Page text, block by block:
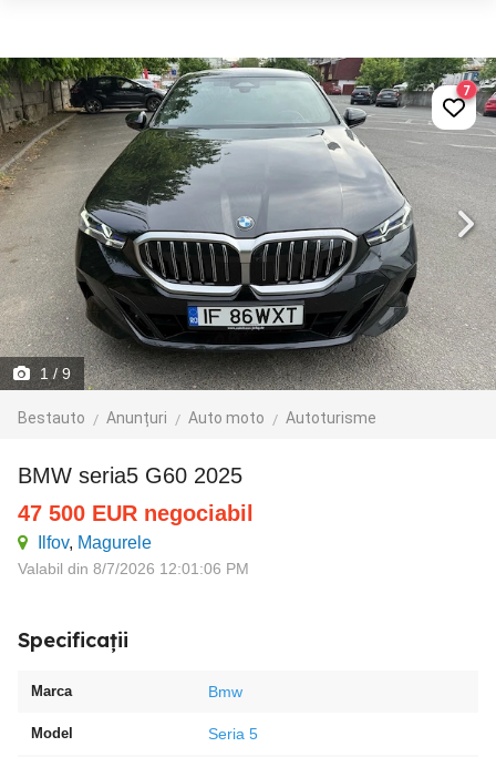
1 / 9
Bestauto Anunțuri Auto moto Autoturisme
7
BMW seria5 G60 2025
47 500 EUR negociabil
Ilfov, Magurele
Valabil din 8/7/2026 12:01:06 PM
Specificații
Marca Bmw
Model Seria 5